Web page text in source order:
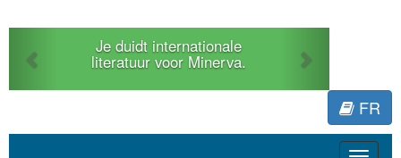
Je duidt internationale
literatuur voor Minerva.
Previous
FR